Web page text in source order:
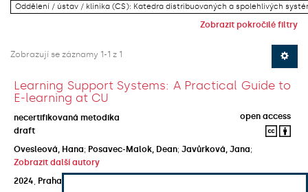
Oddělení / ústav / klinika (CS): Katedra distribuovaných a spolehlivých
Zobrazit pokročilé filtry
Zobrazují se záznamy 1-1 z 1
Learning Support Systems: A Practical Guide to
E-learning at CU
necertifikovaná metodika
open access
draft
Ovesleová, Hana; Posavec-Malok, Dean; Javůrková, Jana;
Zobrazit další autory
2024
Praha